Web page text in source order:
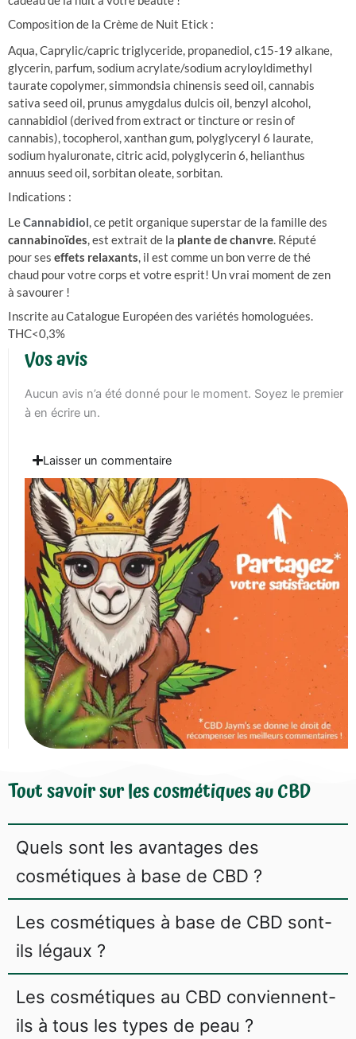
Composition de la Crème de Nuit Etick :
Aqua, Caprylic/capric triglyceride, propanediol, c15-19 alkane,
glycerin, parfum, sodium acrylate/sodium acryloyldimethyl
taurate copolymer, simmondsia chinensis seed oil, cannabis
sativa seed oil, prunus amygdalus dulcis oil, benzyl alcohol,
cannabidiol (derived from extract or tincture or resin of
cannabis), tocopherol, xanthan gum, polyglyceryl 6 laurate,
sodium hyaluronate, citric acid, polyglycerin 6, helianthus
annuus seed oil, sorbitan oleate, sorbitan.
Indications :
LeCannabidiol, ce petit organique superstar de la famille des
cannabinoïdes, est extrait de la plante de chanvre. Réputé
pour ses effets relaxants, il est comme un bon verre de thé
chaud pour votre corps et votre esprit! Un vrai moment de zen
à savourer !
Inscrite au Catalogue Européen des variétés homologuées.
THC<0,3%
Vos avis
Aucun avis n’a été donné pour le moment. Soyez le premier
à en écrire un.
Laisser un commentaire
Tout savoir sur les cosmétiques au CBD
Quels sont les avantages des
cosmétiques à base de CBD ?
Les cosmétiques à base de CBD sont-
ils légaux ?
Les cosmétiques au CBD conviennent-
ils à tous les types de peau ?